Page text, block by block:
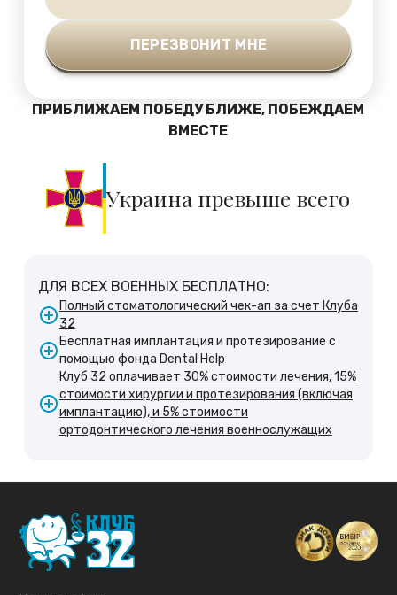
ПРИБЛИЖАЕМ ПОБЕДУ БЛИЖЕ, ПОБЕЖДАЕМ
ВМЕСТЕ
Украина превыше всего
ДЛЯ ВСЕХ ВОЕННЫХ БЕСПЛАТНО:
Полный стоматологический чек-ап за счет Клуба
32
Бесплатная имплантация и протезирование с
помощью фонда Dental Help
Клуб 32 оплачивает 30% стоимости лечения, 15%
стоимости хирургии и протезирования (включая
имплантацию), и 5% стоимости
ортодонтического лечения военнослужащих